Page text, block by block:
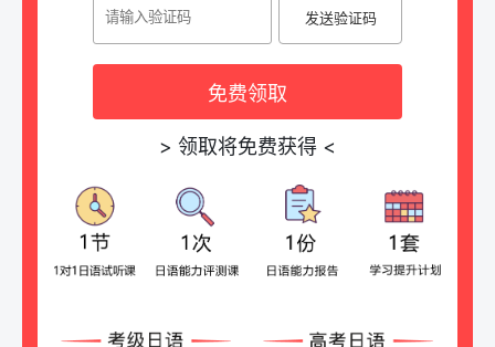
发送验证码
免费领取
> 领取将免费获得 <